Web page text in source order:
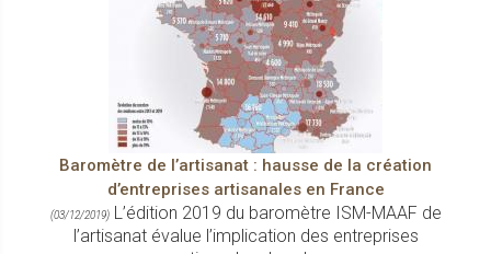
Baromètre de l’artisanat : hausse de la création
d’entreprises artisanales en France
(03/12/2019)L’édition 2019 du baromètre ISM-MAAF de
l’artisanat évalue l’implication des entreprises